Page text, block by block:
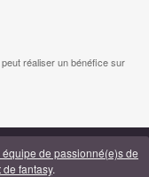
réaliser un bénéfice sur
de passionné(e)s de
fantasy.